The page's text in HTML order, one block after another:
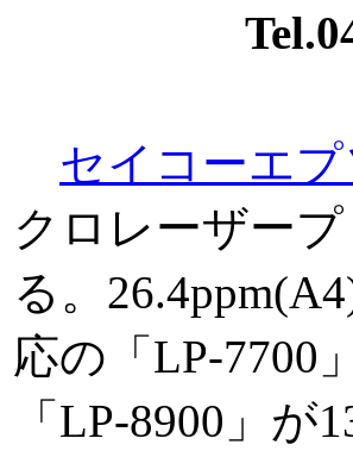
Tel.042-
セイコーエ
クロレーザー
る。
応の「LP-7700
「LP-8900」が